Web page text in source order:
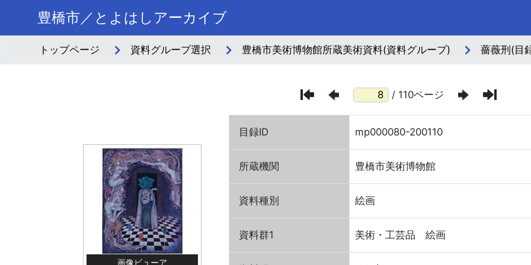
豊橋市／とよはしアーカイブ
トップページ 資料グループ選択 豊橋市美術博物館所蔵美術資料(資料グループ) 薔薇刑(目
/ 110ページ
画像ビューア
目録ID mp000080-200110
所蔵機関 豊橋市美術博物館
資料種別 絵画
資料群1 美術・工芸品 絵画